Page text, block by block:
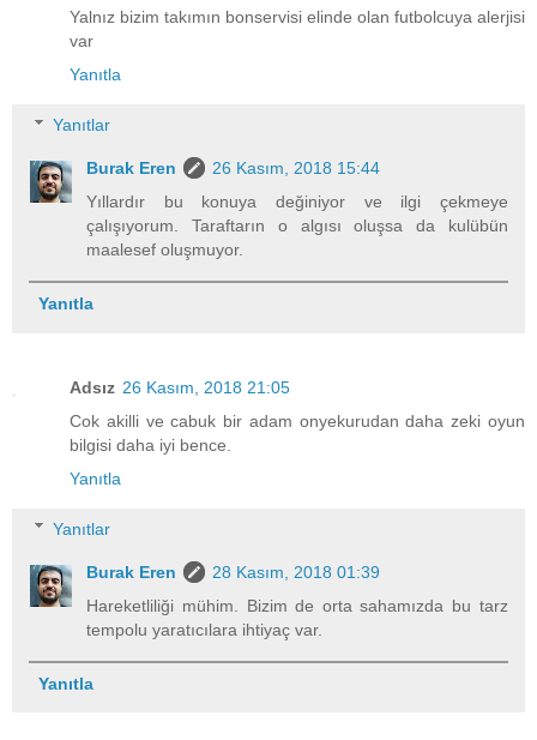
Yalnız bizim takımın bonservisi elinde olan futbolcuya alerjisi
var
Yanıtla
Yanıtlar
Burak Eren
26 Kasım, 2018 15:44
Yıllardır bu konuya değiniyor ve ilgi çekmeye
çalışıyorum. Taraftarın o algısı oluşsa da kulübün
maalesef oluşmuyor.
Yanıtla
Adsız 26 Kasım, 2018 21:05
Cok akilli ve cabuk bir adam onyekurudan daha zeki oyun
bilgisi daha iyi bence.
Yanıtla
Yanıtlar
Burak Eren
28 Kasım, 2018 01:39
Hareketliliği mühim. Bizim de orta sahamızda bu tarz
tempolu yaratıcılara ihtiyaç var.
Yanıtla